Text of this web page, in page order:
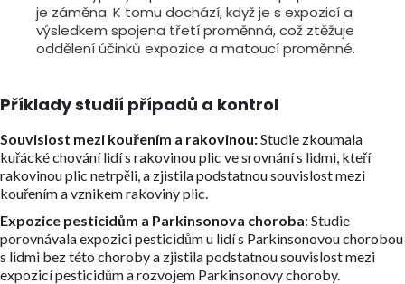
je záměna. K tomu dochází, když je s expozicí a
výsledkem spojena třetí proměnná, což ztěžuje
oddělení účinků expozice a matoucí proměnné.
Příklady studií případů a kontrol
Souvislost mezi kouřením a rakovinou:Studie zkoumala
kuřácké chování lidí s rakovinou plic ve srovnání s lidmi, kteří
rakovinou plic netrpěli, a zjistila podstatnou souvislost mezi
kouřením a vznikem rakoviny plic.
Expozice pesticidům a Parkinsonova choroba: Studie
porovnávala expozici pesticidům u lidí s Parkinsonovou chorobou
s lidmi bez této choroby a zjistila podstatnou souvislost mezi
expozicí pesticidům a rozvojem Parkinsonovy choroby.